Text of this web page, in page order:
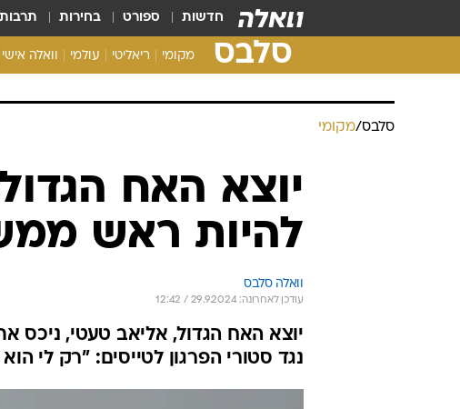
חדשות ספורט בחירות תרבות
סלבס מקומי ריאליטי עולמי וואלה אישי
סלבס/מקומי
יוצא האח
להיות ראש
וואלה סלבס
עודכן לאחרונה: 29.9.2024 / 12:42
יוצא האח הגדול, אליאב טעטי, ניכס
נגד סטורי הפרגון לטייסים: "רק לי